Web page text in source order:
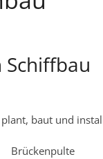
plant, baut und
Brückenpulte